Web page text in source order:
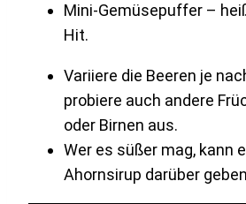
Mini-Gemüsepuffer –
Hit.
Variiere die Beeren je
probiere auch andere
oder Birnen aus.
Wer es süßer mag, kann
Ahornsirup darüber